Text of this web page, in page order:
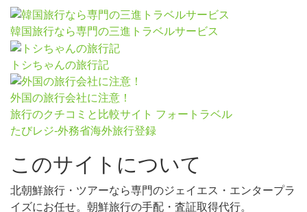
韓国旅行なら専門の三進トラベルサービス
トシちゃんの旅行記
外国の旅行会社に注意！
旅行のクチコミと比較サイト フォートラベル
たびレジ-外務省海外旅行登録
このサイトについて
北朝鮮旅行・ツアーなら専門のジェイエス・エンタープラ
イズにお任せ。朝鮮旅行の手配・査証取得代行。